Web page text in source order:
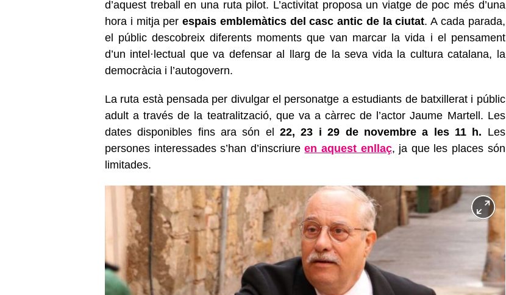
d’aquest treball en una ruta pilot. L’activitat proposa un viatge de poc més d’una
hora i mitja perespais emblemàtics del casc antic de la ciutat. A cada parada,
el públic descobreix diferents moments que van marcar la vida i el pensament
d’un intel·lectual que va defensar al llarg de la seva vida la cultura catalana, la
democràcia i l’autogovern.
La ruta està pensada per divulgar el personatge a estudiants de batxillerat i públic
adult a través de la teatralització, que va a càrrec de l’actor Jaume Martell. Les
dates disponibles fins ara són el22, 23 i 29 de novembre a les 11 h. Les
persones interessades s’han d’inscriureen aquest enllaç, ja que les places són
limitades.